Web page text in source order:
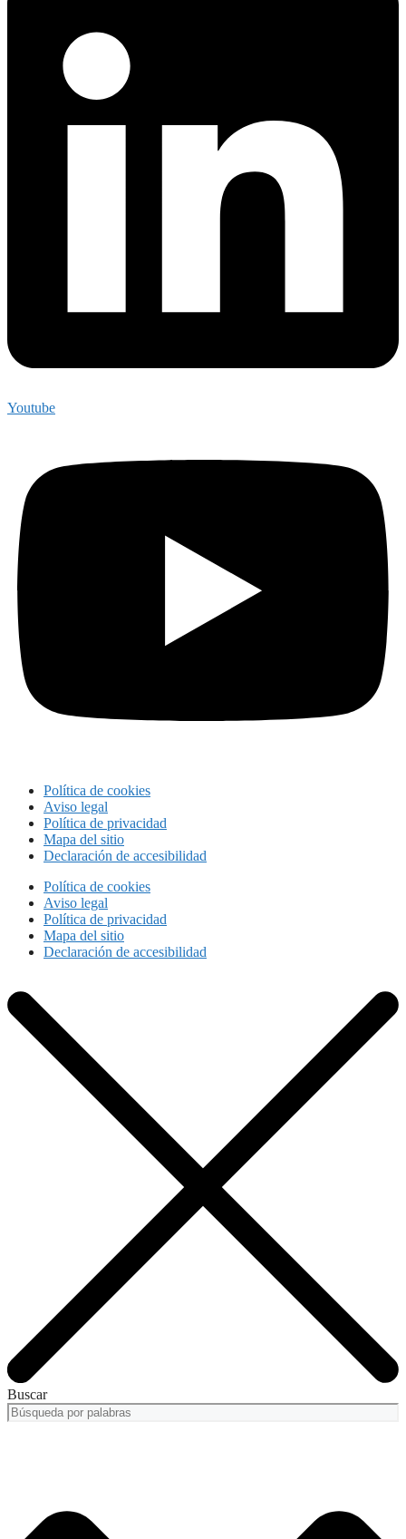
Youtube
Política de cookies
Aviso legal
Política de privacidad
Mapa del sitio
Declaración de accesibilidad
Política de cookies
Aviso legal
Política de privacidad
Mapa del sitio
Declaración de accesibilidad
Buscar